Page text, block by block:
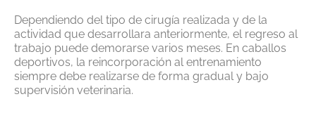
Dependiendo del tipo de cirugía realizada y de la
actividad que desarrollara anteriormente, el regreso al
trabajo puede demorarse varios meses. En caballos
deportivos, la reincorporación al entrenamiento
siempre debe realizarse de forma gradual y bajo
supervisión veterinaria.